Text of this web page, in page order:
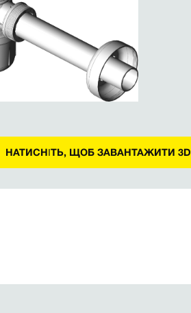
НАТИСНІТЬ, ЩОБ ЗАВАНТАЖИТИ